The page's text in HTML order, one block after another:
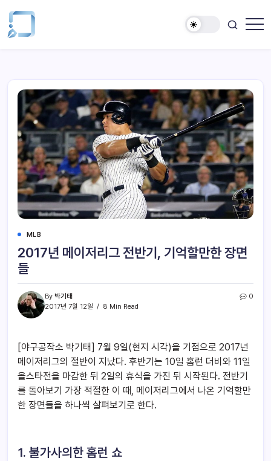
MLB
2017년 메이저리그 전반기, 기억할만한 장면
들
By 박기태
2017년 7월 12일
8 Min Read
0
[야구공작소 박기태] 7월 9일(현지 시각)을 기점으로 2017년
메이저리그의 절반이 지났다. 후반기는 10일 홈런 더비와 11일
올스타전을 마감한 뒤 2일의 휴식을 가진 뒤 시작된다. 전반기
를 돌아보기 가장 적절한 이 때, 메이저리그에서 나온 기억할만
한 장면들을 하나씩 살펴보기로 한다.
1. 불가사의한 홈런 쇼